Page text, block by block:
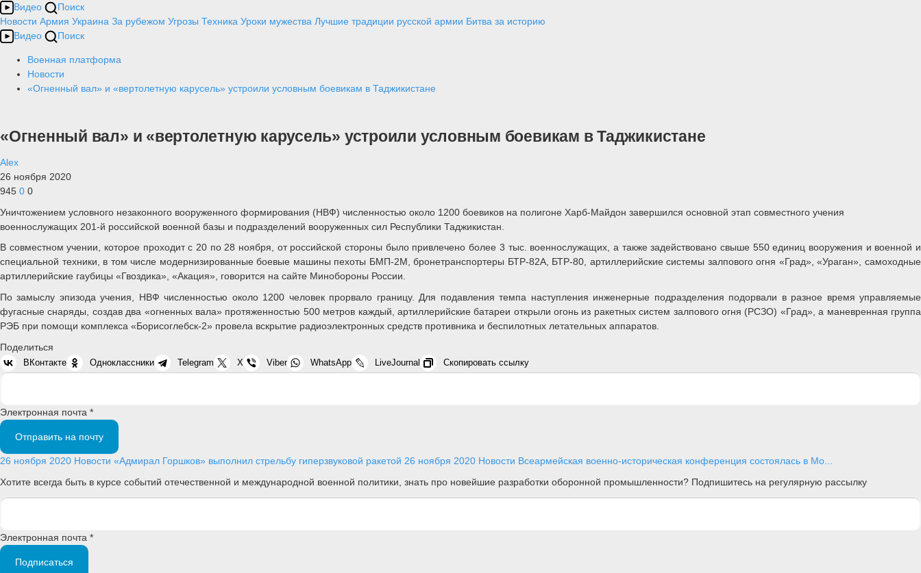
Видео
Поиск
Новости Армия Украина За рубежом Угрозы Техника Уроки мужества Лучшие традиции русской армии Битва за историю
Видео
Поиск
Военная платформа
Новости
«Огненный вал» и «вертолетную карусель» устроили условным боевикам в Таджикистане
«Огненный вал» и «вертолетную карусель» устроили условным боевикам в Таджикистане
Alex
26 ноября 2020
945 0 0
Уничтожением условного незаконного вооруженного формирования (НВФ) численностью около 1200 боевиков на полигоне Харб-Майдон завершился основной этап совместного учения
военнослужащих 201-й российской военной базы и подразделений вооруженных сил Республики Таджикистан.
В совместном учении, которое проходит с 20 по 28 ноября, от российской стороны было привлечено более 3 тыс. военнослужащих, а также задействовано свыше 550 единиц вооружения и военной и
специальной техники, в том числе модернизированные боевые машины пехоты БМП-2М, бронетранспортеры БТР-82А, БТР-80, артиллерийские системы залпового огня «Град», «Ураган», самоходные
артиллерийские гаубицы «Гвоздика», «Акация», говорится на сайте Минобороны России.
По замыслу эпизода учения, НВФ численностью около 1200 человек прорвало границу. Для подавления темпа наступления инженерные подразделения подорвали в разное время управляемые
фугасные снаряды, создав два «огненных вала» протяженностью 500 метров каждый, артиллерийские батареи открыли огонь из ракетных систем залпового огня (РСЗО) «Град», а маневренная группа
РЭБ при помощи комплекса «Борисоглебск-2» провела вскрытие радиоэлектронных средств противника и беспилотных летательных аппаратов.
Поделиться
ВКонтакте Одноклассники Telegram X Viber WhatsApp LiveJournal Скопировать ссылку
Электронная почта *
Отправить на почту
26 ноября 2020 Новости «Адмирал Горшков» выполнил стрельбу гиперзвуковой ракетой 26 ноября 2020 Новости Всеармейская военно-историческая конференция состоялась в Мо...
Хотите всегда быть в курсе событий отечественной и международной военной политики, знать про новейшие разработки оборонной промышленности? Подпишитесь на регулярную рассылку
Электронная почта *
Подписаться